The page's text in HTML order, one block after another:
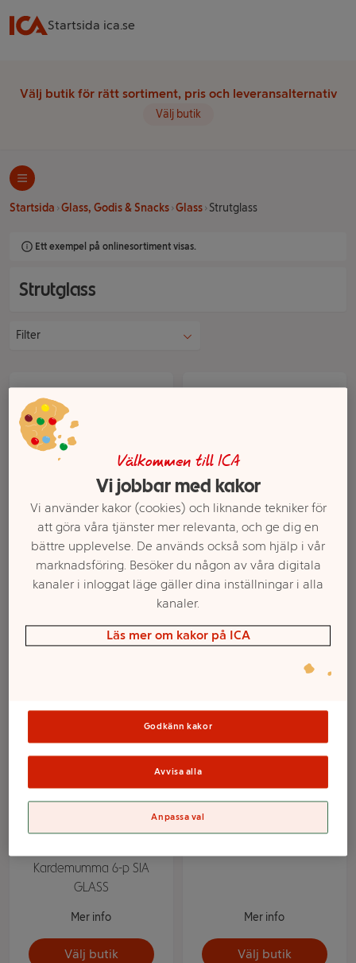
Startsida ica.se
Välj butik för rätt sortiment, pris och leveransalternativ
Välj butik
Startsida Glass, Godis & Snacks Glass Strutglass
Ett exempel på onlinesortiment visas.
Strutglass
Filter
Glass Tip top mini 6-p
GB Glace
Mer info
Välj butik
Glasstrut Choklad 8-p
ICA Basic
Mer info
Välj butik
Glass SommarGlassbåt
Kardemumma 6-p SIA
GLASS
Mer info
Välj butik
Glassbåt Hallon vit
Mer info
Välj butik
Välkommen till ICA
Vi jobbar med kakor
Vi använder kakor (cookies) och liknande tekniker för
att göra våra tjänster mer relevanta, och ge dig en
bättre upplevelse. De används också som hjälp i vår
marknadsföring. Besöker du någon av våra digitala
kanaler i inloggat läge gäller dina inställningar i alla
kanaler.
Läs mer om kakor på ICA
Godkänn kakor
Avvisa alla
Anpassa val